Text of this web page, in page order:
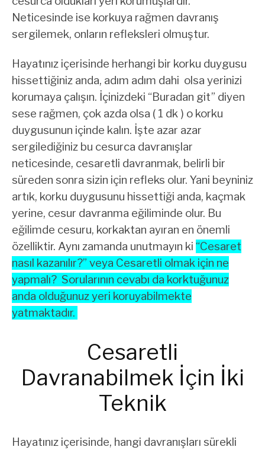
Neticesinde ise korkuya rağmen davranış
sergilemek, onların refleksleri olmuştur.
Hayatınız içerisinde herhangi bir korku duygusu
hissettiğiniz anda, adım adım dahi olsa yerinizi
korumaya çalışın. İçinizdeki “Buradan git” diyen
sese rağmen, çok azda olsa ( 1 dk ) o korku
duygusunun içinde kalın. İşte azar azar
sergilediğiniz bu cesurca davranışlar
neticesinde, cesaretli davranmak, belirli bir
süreden sonra sizin için refleks olur. Yani beyniniz
artık, korku duygusunu hissettiği anda, kaçmak
yerine, cesur davranma eğiliminde olur. Bu
eğilimde cesuru, korkaktan ayıran en önemli
özelliktir. Aynı zamanda unutmayın ki “Cesaret
nasıl kazanılır?” veya Cesaretli olmak için ne
yapmalı? Sorularının cevabı da korktuğunuz
anda olduğunuz yeri koruyabilmekte
yatmaktadır.
Cesaretli
Davranabilmek İçin İki
Teknik
Hayatınız içerisinde, hangi davranışları sürekli